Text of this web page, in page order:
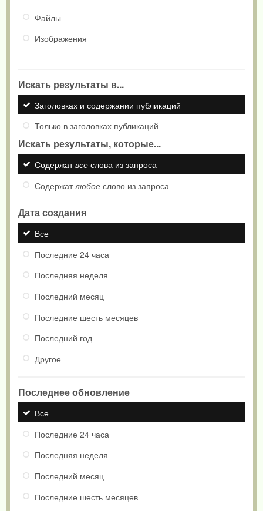
Файлы
Изображения
Искать результаты в...
Заголовках и содержании публикаций
Только в заголовках публикаций
Искать результаты, которые...
Содержатвсе слова из запроса
Содержатлюбое слово из запроса
Дата создания
Все
Последние 24 часа
Последняя неделя
Последний месяц
Последние шесть месяцев
Последний год
Другое
Последнее обновление
Все
Последние 24 часа
Последняя неделя
Последний месяц
Последние шесть месяцев